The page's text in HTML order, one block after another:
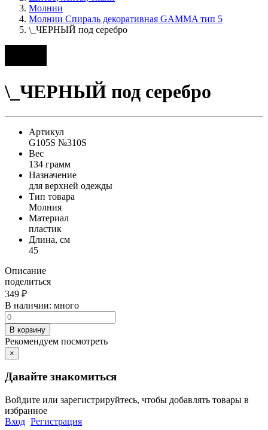
Молнии
Молнии Спираль декоративная GAMMA тип 5
\_ЧЕРНЫЙ под серебро
\_ЧЕРНЫЙ под серебро
Артикул
G105S №310S
Вес
134 грамм
Назначение
для верхней одежды
Тип товара
Молния
Материал
пластик
Длина, см
45
Описание
поделиться
349 ₽
В наличии: много
В корзину
Рекомендуем посмотреть
×
Давайте знакомиться
Войдите или зарегистрируйтесь, чтобы добавлять товары в
избранное
Вход Регистрация